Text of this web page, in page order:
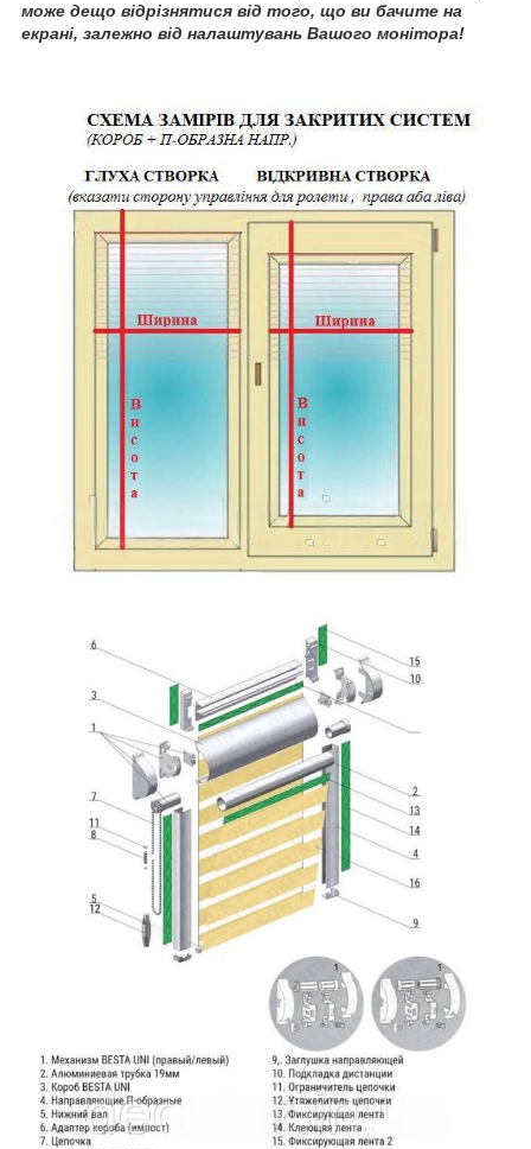
може дещо відрізнятися від того, що ви бачите на
екрані, залежно від налаштувань Вашого монітора!